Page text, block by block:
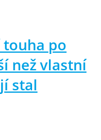
touha po
než vlastní
stal